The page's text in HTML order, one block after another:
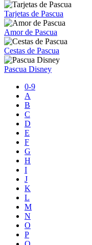
Tarjetas de Pascua
Amor de Pascua
Cestas de Pascua
Pascua Disney
0-9
A
B
C
D
E
F
G
H
I
J
K
L
M
N
O
P